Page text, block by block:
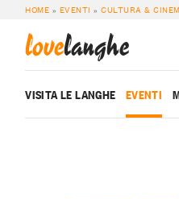
HOME » EVENTI »CULTURA & CINEMA
lovelanghe
VISITA LE LANGHE EVENTI